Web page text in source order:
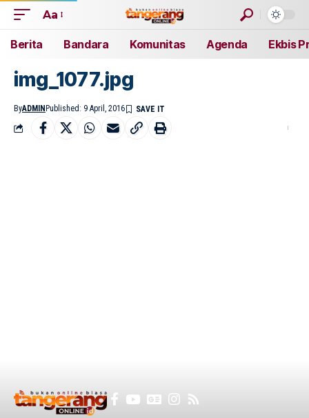
Aa
Berita Bandara Komunitas Agenda Ekbis
img_1077.jpg
ByADMIN Published: 9 April, 2016